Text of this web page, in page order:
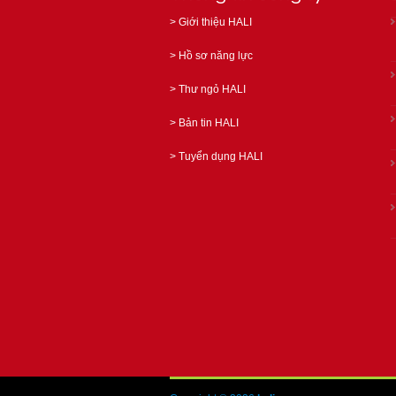
> Giới thiệu HALI
> Hồ sơ năng lực
> Thư ngỏ HALI
> Bản tin HALI
> Tuyển dụng HALI